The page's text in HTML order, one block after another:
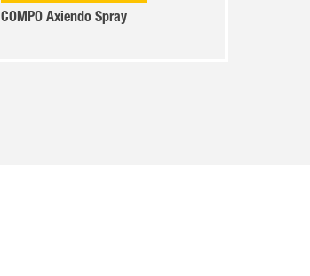
COMPO Axiendo Spray